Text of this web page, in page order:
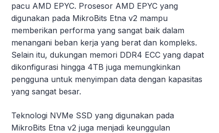
pacu AMD EPYC. Prosesor AMD EPYC yang
digunakan pada MikroBits Etna v2 mampu
memberikan performa yang sangat baik dalam
menangani beban kerja yang berat dan kompleks.
Selain itu, dukungan memori DDR4 ECC yang dapat
dikonfigurasi hingga 4TB juga memungkinkan
pengguna untuk menyimpan data dengan kapasitas
yang sangat besar.
Teknologi NVMe SSD yang digunakan pada
MikroBits Etna v2 juga menjadi keunggulan